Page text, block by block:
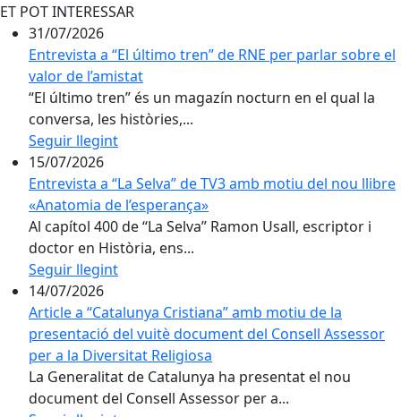
ET POT INTERESSAR
31/07/2026
Entrevista a “El último tren” de RNE per parlar sobre el
valor de l’amistat
“El último tren” és un magazín nocturn en el qual la
conversa, les històries,...
Seguir llegint
15/07/2026
Entrevista a “La Selva” de TV3 amb motiu del nou llibre
«Anatomia de l’esperança»
Al capítol 400 de “La Selva” Ramon Usall, escriptor i
doctor en Història, ens...
Seguir llegint
14/07/2026
Article a “Catalunya Cristiana” amb motiu de la
presentació del vuitè document del Consell Assessor
per a la Diversitat Religiosa
La Generalitat de Catalunya ha presentat el nou
document del Consell Assessor per a...